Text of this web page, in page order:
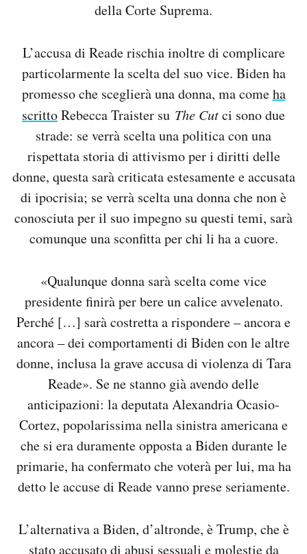
della Corte Suprema.
L’accusa di Reade rischia inoltre di complicare
particolarmente la scelta del suo vice. Biden ha
promesso che sceglierà una donna, ma comeha
scrittoRebecca Traister su The Cutci sono due
strade: se verrà scelta una politica con una
rispettata storia di attivismo per i diritti delle
donne, questa sarà criticata estesamente e accusata
di ipocrisia; se verrà scelta una donna che non è
conosciuta per il suo impegno su questi temi, sarà
comunque una sconfitta per chi li ha a cuore.
«Qualunque donna sarà scelta come vice
presidente finirà per bere un calice avvelenato.
Perché […] sarà costretta a rispondere – ancora e
ancora – dei comportamenti di Biden con le altre
donne, inclusa la grave accusa di violenza di Tara
Reade». Se ne stanno già avendo delle
anticipazioni: la deputata Alexandria Ocasio-
Cortez, popolarissima nella sinistra americana e
che si era duramente opposta a Biden durante le
primarie, ha confermato che voterà per lui, ma ha
detto le accuse di Reade vanno prese seriamente.
L’alternativa a Biden, d’altronde, è Trump, che è
stato accusato di abusi sessuali e molestie da